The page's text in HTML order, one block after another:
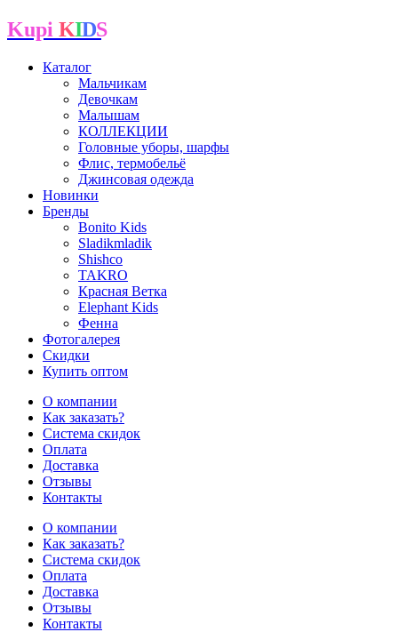
Kupi K I D S
Каталог
Мальчикам
Девочкам
Малышам
КОЛЛЕКЦИИ
Головные уборы, шарфы
Флис, термобельё
Джинсовая одежда
Новинки
Бренды
Bonito Kids
Sladikmladik
Shishco
TAKRO
Красная Ветка
Elephant Kids
Фенна
Фотогалерея
Скидки
Купить оптом
О компании
Как заказать?
Система скидок
Оплата
Доставка
Отзывы
Контакты
О компании
Как заказать?
Система скидок
Оплата
Доставка
Отзывы
Контакты